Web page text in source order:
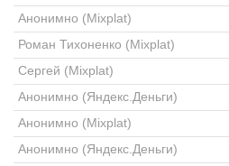
Анонимно (Mixplat)
Роман Тихоненко (Mixplat)
Сергей (Mixplat)
Анонимно (Яндекс.Деньги)
Анонимно (Mixplat)
Анонимно (Яндекс.Деньги)